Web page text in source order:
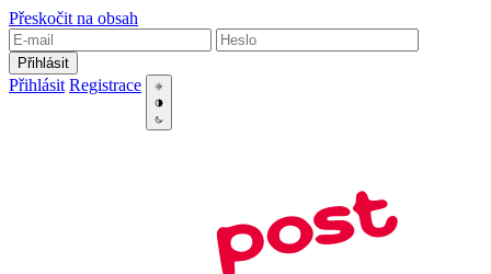
Přeskočit na obsah
Přihlásit
Přihlásit Registrace